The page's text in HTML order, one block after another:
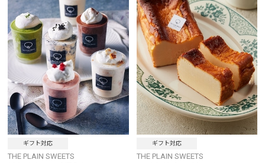
ギフト対応
THE PLAIN SWEETS
ギフト対応
THE PLAIN SWEETS